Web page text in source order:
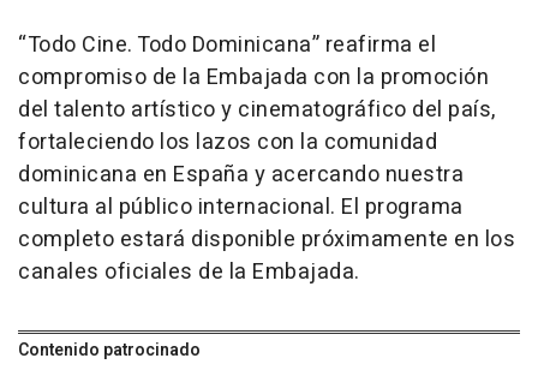
“Todo Cine. Todo Dominicana” reafirma el
compromiso de la Embajada con la promoción
del talento artístico y cinematográfico del país,
fortaleciendo los lazos con la comunidad
dominicana en España y acercando nuestra
cultura al público internacional. El programa
completo estará disponible próximamente en los
canales oficiales de la Embajada.
Contenido patrocinado